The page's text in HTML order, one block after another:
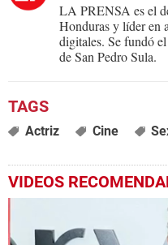
LA PRENSA es el
Honduras y líder en
digitales. Se fundó
de San Pedro Sula.
Actriz Cine
VIDEOS